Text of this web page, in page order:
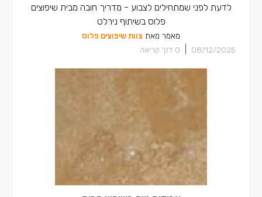
לדעת לפני שמתחילים לצבוע - מדריך חובה מבית שיפוצים
פלוס בשיתוף נירלט
מאמר מאת צוות שיפוצים פלוס
08/12/2025
0 דק' קריאה